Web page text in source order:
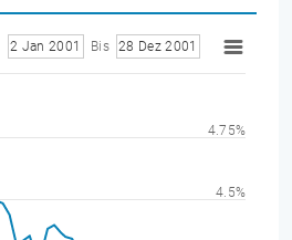
2 Jan 2001 Bis 28 Dez 2001
4.5%
4.75%